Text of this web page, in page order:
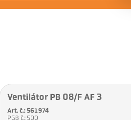
Ventilátor PB 08/F AF 3
Art. č.: 561974
PGB č.: 500